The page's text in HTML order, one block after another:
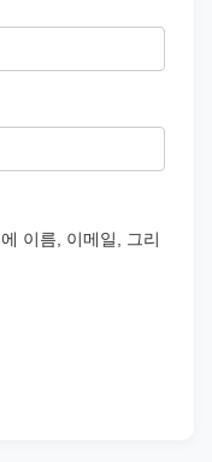
이름, 이메일, 그리